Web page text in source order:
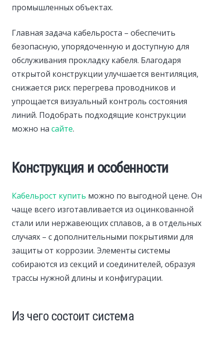
промышленных объектах.
Главная задача кабельроста – обеспечить
безопасную, упорядоченную и доступную для
обслуживания прокладку кабеля. Благодаря
открытой конструкции улучшается вентиляция,
снижается риск перегрева проводников и
упрощается визуальный контроль состояния
линий. Подобрать подходящие конструкции
можно на сайте.
Конструкция и особенности
Кабельрост купить можно по выгодной цене. Он
чаще всего изготавливается из оцинкованной
стали или нержавеющих сплавов, а в отдельных
случаях – с дополнительными покрытиями для
защиты от коррозии. Элементы системы
собираются из секций и соединителей, образуя
трассы нужной длины и конфигурации.
Из чего состоит система